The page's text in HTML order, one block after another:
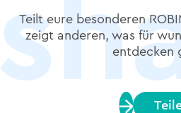
Teilt eure besonderen
zeigt anderen, was für
entdecken